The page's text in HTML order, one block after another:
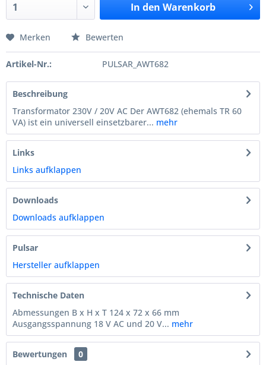
In den Warenkorb
Merken Bewerten
Artikel-Nr.: PULSAR_AWT682
Beschreibung
Transformator 230V / 20V AC Der AWT682 (ehemals TR 60
VA) ist ein universell einsetzbarer... mehr
Links
Links aufklappen
Downloads
Downloads aufklappen
Pulsar
Hersteller aufklappen
Technische Daten
Abmessungen B x H x T 124 x 72 x 66 mm
Ausgangsspannung 18 V AC und 20 V... mehr
Bewertungen
0